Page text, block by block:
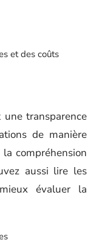
et des coûts
transparence
de manière
compréhension
aussi lire les
évaluer la